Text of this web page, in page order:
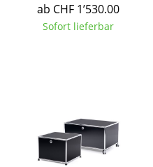
TV Möbel
Kleinaufbewahrung
Einzelteile
ab CHF 1’530.00
Sofort lieferbar